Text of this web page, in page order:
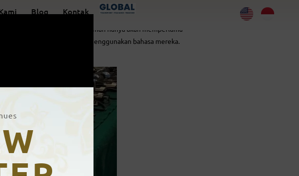
Blog Kontak
Karena keberadaan penerjemah hanya akan memperlama
meski tidak menggunakan bahasa mereka.